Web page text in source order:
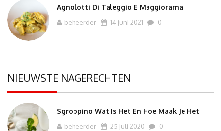
Agnolotti Di Taleggio E Maggiorama
beheerder 14 juni 2021 0
NIEUWSTE NAGERECHTEN
Sgroppino Wat Is Het En Hoe Maak Je Het
beheerder 25 juli 2020 0